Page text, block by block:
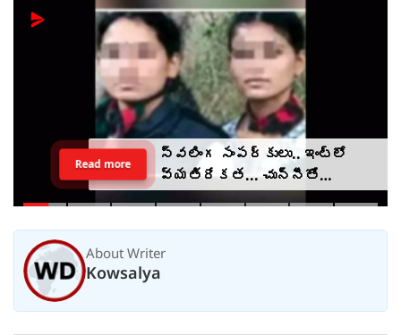
స్వలింగ సంపర్కులు.. ఇంట్లో
వ్యతిరేకత... చున్నీతో
ఉరేసుకుని ఆత్మహత్య
Read more
About Writer
Kowsalya